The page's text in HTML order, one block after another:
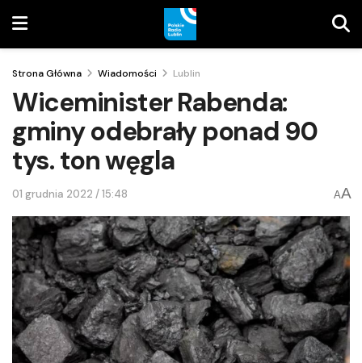
Strona Główna Wiadomości Lublin
Wiceminister Rabenda:
gminy odebrały ponad 90
tys. ton węgla
01 grudnia 2022 / 15:48 AA